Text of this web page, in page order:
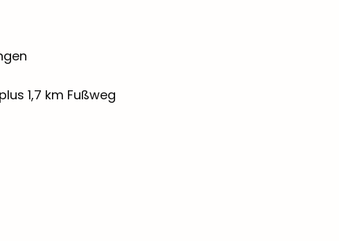
1,7 km Fußweg